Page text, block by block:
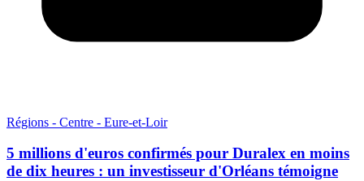
Régions - Centre - Eure-et-Loir
5 millions d'euros confirmés pour Duralex en moins
de dix heures : un investisseur d'Orléans témoigne